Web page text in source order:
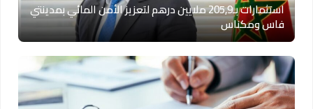
استثمارات بـ205,9 ملايين درهم لتعزيز الأمن المائي بمدينتي
فاس ومكناس